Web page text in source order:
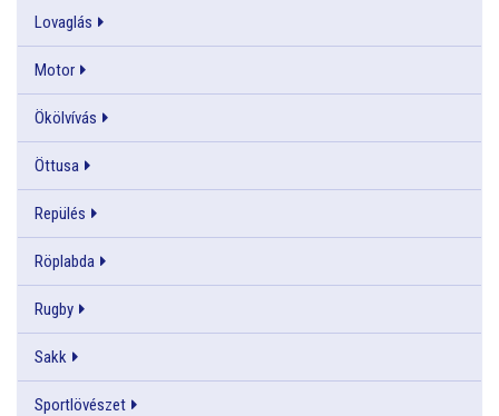
Lovaglás
Motor
Ökölvívás
Öttusa
Repülés
Röplabda
Rugby
Sakk
Sportlövészet